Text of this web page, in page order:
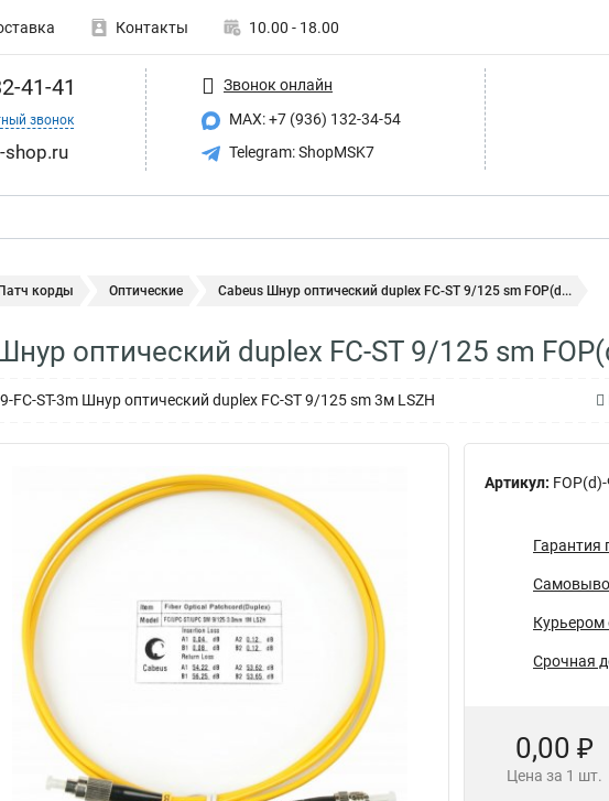
Контакты 10.00 - 18.00
41-41
звонок
shop.ru
Звонок онлайн
MAX: +7 (936) 132-34-54
Telegram: ShopMSK7
Патч корды Оптические Cabeus Шнур оптический duplex FC-ST 9/125 sm FOP(d...
оптический duplex FC-ST 9/125 sm
FC-ST-3m Шнур оптический duplex FC-ST 9/125 sm 3м LSZH
Артикул:
Гарантия
Курьером
Срочная
0,00 ₽
Цена за 1 шт.